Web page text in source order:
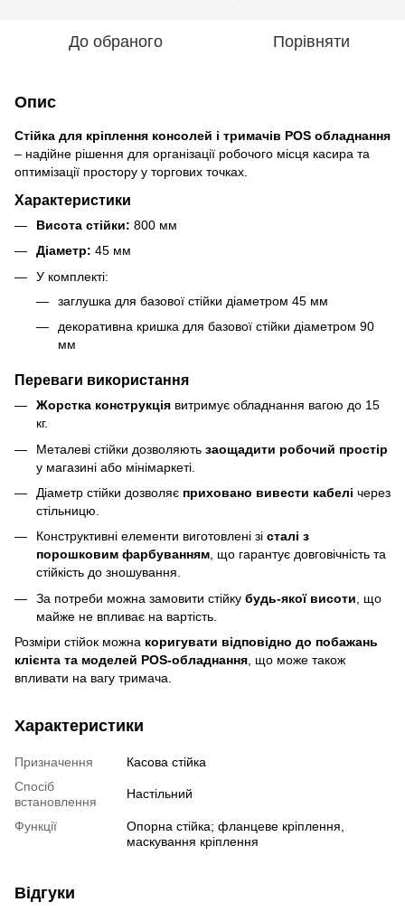
До обраного Порівняти
Опис
Стійка для кріплення консолей і тримачів POS обладнання
– надійне рішення для організації робочого місця касира та
оптимізації простору у торгових точках.
Характеристики
Висота стійки: 800 мм
Діаметр: 45 мм
У комплекті:
заглушка для базової стійки діаметром 45 мм
декоративна кришка для базової стійки діаметром 90
мм
Переваги використання
Жорстка конструкція витримує обладнання вагою до 15
кг.
Металеві стійки дозволяють заощадити робочий простір
у магазині або мінімаркеті.
Діаметр стійки дозволяє приховано вивести кабелі через
стільницю.
Конструктивні елементи виготовлені зі сталі з
порошковим фарбуванням, що гарантує довговічність та
стійкість до зношування.
За потреби можна замовити стійку будь-якої висоти , що
майже не впливає на вартість.
Розміри стійок можна коригувати відповідно до побажань
клієнта та моделей POS-обладнання , що може також
впливати на вагу тримача.
Характеристики
Призначення
Касова стійка
Спосіб
встановлення
Настільний
Функції
Опорна стійка; фланцеве кріплення,
маскування кріплення
Відгуки